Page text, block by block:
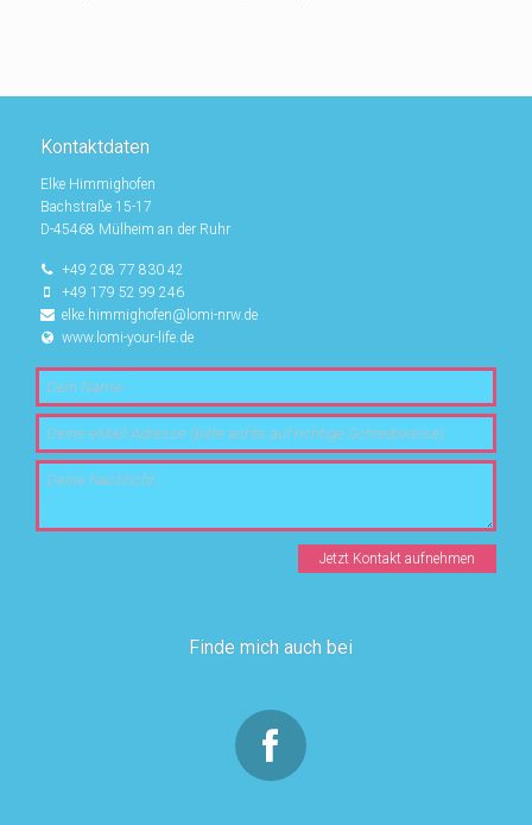
Kontaktdaten
Elke Himmighofen
Bachstraße 15-17
D-45468 Mülheim an der Ruhr
+49 208 77 830 42
+49 179 52 99 246
elke.himmighofen@lomi-nrw.de
www.lomi-your-life.de
Finde mich auch bei